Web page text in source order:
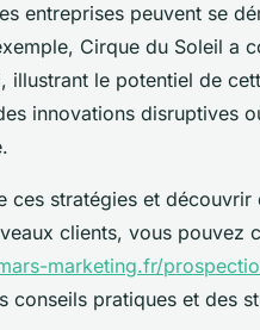
entreprises peuvent se
Cirque du Soleil a
illustrant le potentiel de
innovations disruptives
ces stratégies et découvrir
clients, vous pouvez
marketing.fr/
conseils pratiques et des